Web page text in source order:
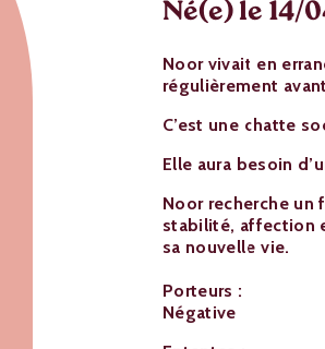
Né(e) le 14/
Noor vivait en
régulièrement
C’est une chatte
Elle aura besoin
Noor recherche
stabilité, affection
sa nouvelle vie.
Porteurs :
Négative